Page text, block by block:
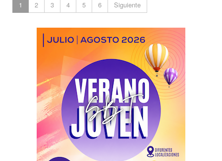
1 2 3 4 5 6 Siguiente